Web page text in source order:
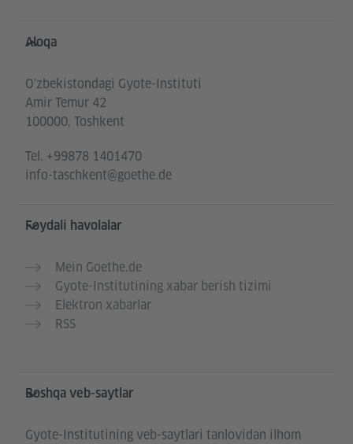
Service- und Informationsbereich
Aloqa
O'zbekistondagi Gyote-Instituti
Amir Temur 42
100000, Toshkent
Tel. +99878 1401470
info-taschkent@goethe.de
Foydali havolalar
Mein Goethe.de
Gyote-Institutining xabar berish tizimi
Elektron xabarlar
RSS
Boshqa veb-saytlar
Gyote-Institutining veb-saytlari tanlovidan ilhom